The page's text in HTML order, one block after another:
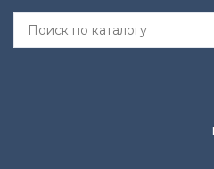
Лента